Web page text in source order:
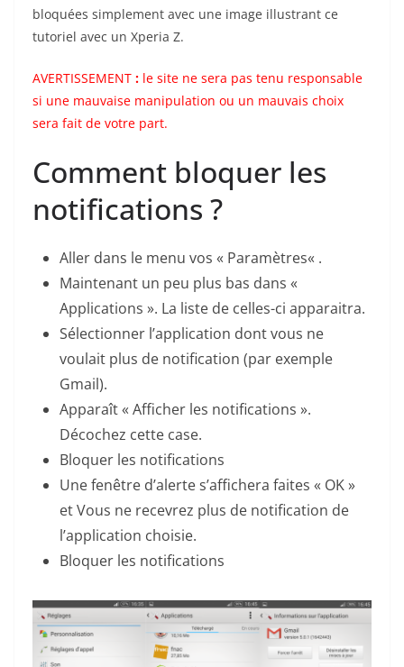
bloquées simplement avec une image illustrant ce
tutoriel avec un Xperia Z.
AVERTISSEMENT : le site ne sera pas tenu responsable
si une mauvaise manipulation ou un mauvais choix
sera fait de votre part.
Comment bloquer les
notifications ?
Aller dans le menu vos « Paramètres« .
Maintenant un peu plus bas dans «
Applications ». La liste de celles-ci apparaitra.
Sélectionner l’application dont vous ne
voulait plus de notification (par exemple
Gmail).
Apparaît « Afficher les notifications ».
Décochez cette case.
Bloquer les notifications
Une fenêtre d’alerte s’affichera faites « OK »
et Vous ne recevrez plus de notification de
l’application choisie.
Bloquer les notifications